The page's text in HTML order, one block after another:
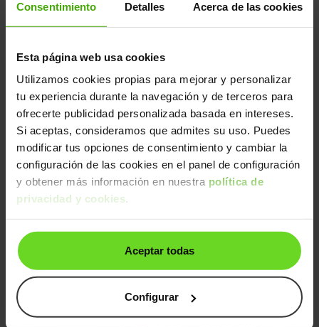
Consentimiento Detalles Acerca de las cookies
Esta página web usa cookies
Utilizamos cookies propias para mejorar y personalizar
tu experiencia durante la navegación y de terceros para
ofrecerte publicidad personalizada basada en intereses.
Si aceptas, consideramos que admites su uso. Puedes
modificar tus opciones de consentimiento y cambiar la
configuración de las cookies en el panel de configuración
y obtener más información en nuestra política de
privacidad y cookies.
Aceptar todas
Configurar
1.5 EcoBoost Trend FWD 120
2019 | 107.545km | 120CV | Manual
12.790€
3 días
Ruedas delanteras nuevas
2.5 Duratec FHEV Titanium 4x2 Aut.
2022 | 118.231km | 191CV | Automático
16.790€
Híbrido Desde260€/mes
3 días
4 ruedas nuevas